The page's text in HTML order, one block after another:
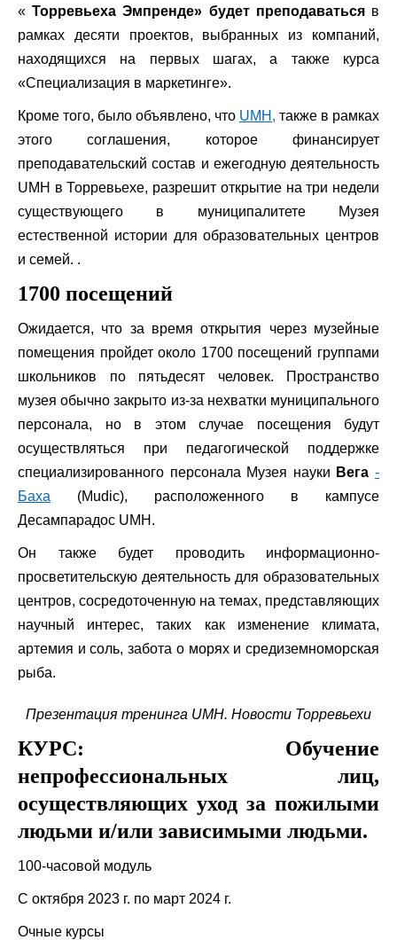
«Торревьеха Эмпренде» будет преподаватьсяв
рамках десяти проектов, выбранных из компаний,
находящихся на первых шагах, а также курса
«Специализация в маркетинге».
Кроме того, было объявлено, что UMH, также в рамках
этого соглашения, которое финансирует
преподавательский состав и ежегодную деятельность
UMH в Торревьехе, разрешит открытие на три недели
существующего в муниципалитете Музея
естественной истории для образовательных центров
и семей. .
1700 посещений
Ожидается, что за время открытия через музейные
помещения пройдет около 1700 посещений группами
школьников по пятьдесят человек. Пространство
музея обычно закрыто из-за нехватки муниципального
персонала, но в этом случае посещения будут
осуществляться при педагогической поддержке
специализированного персонала Музея науки Вега-
Баха (Mudic), расположенного в кампусе
Десампарадос UMH.
Он также будет проводить информационно-
просветительскую деятельность для образовательных
центров, сосредоточенную на темах, представляющих
научный интерес, таких как изменение климата,
артемия и соль, забота о морях и средиземноморская
рыба.
Презентация тренинга UMH. Новости Торревьехи
КУРС: Обучение
непрофессиональных лиц,
осуществляющих уход за пожилыми
людьми и/или зависимыми людьми.
100-часовой модуль
С октября 2023 г. по март 2024 г.
Очные курсы